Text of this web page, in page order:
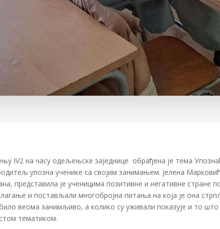
IV2 на часу одељењске заједнице обрађена је тема
упозна ученике са својим занимањем. Јелена
представила је ученицима позитивне и негативне стране
и постављали многобројна питања на која је она
веома занимљиво, а колико су уживали показује и то што
тематиком.